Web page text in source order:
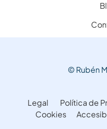
© Rubén
Legal Política de
Cookies